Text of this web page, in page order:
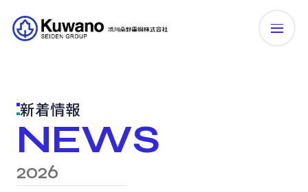
新着情報
NEWS
2026